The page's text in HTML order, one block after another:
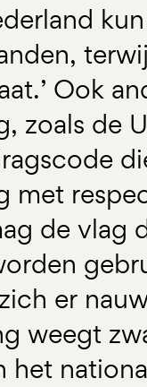
Ook
zoals de
met
de vlag
er
weegt
het